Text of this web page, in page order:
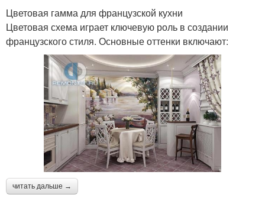
Цветовая гамма для французской кухни
Цветовая схема играет ключевую роль в создании
французского стиля. Основные оттенки включают:
читать дальше →